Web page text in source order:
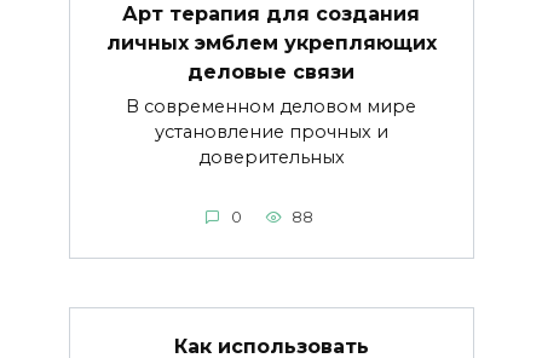
Арт терапия для создания
личных эмблем укрепляющих
деловые связи
В современном деловом мире
установление прочных и
доверительных
0 88
Как использовать